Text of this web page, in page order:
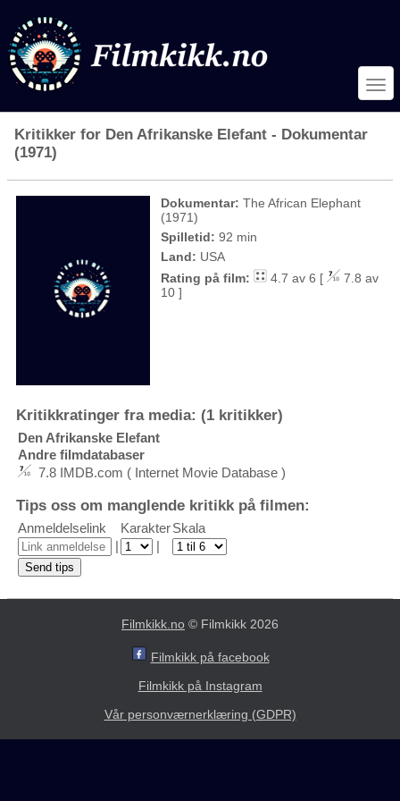
Kritikker for Den Afrikanske Elefant - Dokumentar
(1971)
Dokumentar: The African Elephant
(1971)
Spilletid: 92 min
Land: USA
Rating på film:
4.7 av 6 [
7.8 av
10 ]
Kritikkratinger fra media: (1 kritikker)
Den Afrikanske Elefant
Andre filmdatabaser
7.8 IMDB.com ( Internet Movie Database )
Tips oss om manglende kritikk på filmen:
Anmeldelselink KarakterSkala
|
|
Filmkikk.no © Filmkikk 2026
Filmkikk på facebook
Filmkikk på Instagram
Vår personværnerklæring (GDPR)